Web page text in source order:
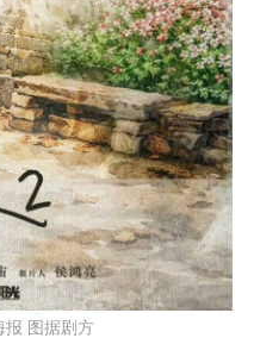
报 图据剧方